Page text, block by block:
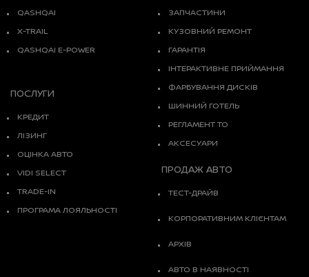
QASHQAI
X-TRAIL
QASHQAI E-POWER
ЗАПЧАСТИНИ
КУЗОВНИЙ РЕМОНТ
ГАРАНТІЯ
ІНТЕРАКТИВНЕ ПРИЙМАННЯ
ФАРБУВАННЯ ДИСКІВ
ШИННИЙ ГОТЕЛЬ
РЕГЛАМЕНТ ТО
АКСЕСУАРИ
ПОСЛУГИ
КРЕДИТ
ЛІЗИНГ
ОЦІНКА АВТО
VIDI SELECT
TRADE-IN
ПРОГРАМА ЛОЯЛЬНОСТІ
ПРОДАЖ АВТО
ТЕСТ-ДРАЙВ
КОРПОРАТИВНИМ КЛІЄНТАМ
АРХІВ
АВТО В НАЯВНОСТІ